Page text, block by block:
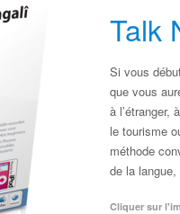
Talk
Si vous
que vous
à l’étranger,
le tourisme
méthode
de la
Cliquer sur